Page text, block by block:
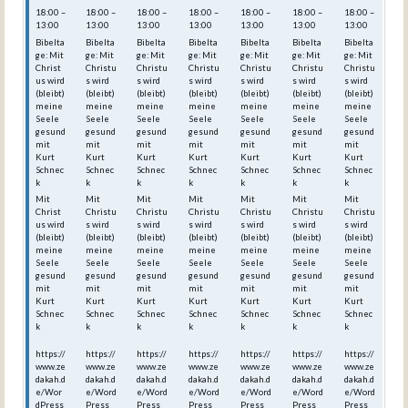
18:00 –
13:00
Bibelta
ge: Mit
Christ
us wird
(bleibt)
meine
Seele
gesund
mit
Kurt
Schnec
k
Mit
Christ
us wird
(bleibt)
meine
Seele
gesund
mit
Kurt
Schnec
k
https://
www.ze
dakah.d
e/Wor
dPress
18:00 –
13:00
Bibelta
ge: Mit
Christu
s wird
(bleibt)
meine
Seele
gesund
mit
Kurt
Schnec
k
Mit
Christu
s wird
(bleibt)
meine
Seele
gesund
mit
Kurt
Schnec
k
https://
www.ze
dakah.d
e/Word
Press_
18:00 –
13:00
Bibelta
ge: Mit
Christu
s wird
(bleibt)
meine
Seele
gesund
mit
Kurt
Schnec
k
Mit
Christu
s wird
(bleibt)
meine
Seele
gesund
mit
Kurt
Schnec
k
https://
www.ze
dakah.d
e/Word
Press_
18:00 –
13:00
Bibelta
ge: Mit
Christu
s wird
(bleibt)
meine
Seele
gesund
mit
Kurt
Schnec
k
Mit
Christu
s wird
(bleibt)
meine
Seele
gesund
mit
Kurt
Schnec
k
https://
www.ze
dakah.d
e/Word
Press_
18:00 –
13:00
Bibelta
ge: Mit
Christu
s wird
(bleibt)
meine
Seele
gesund
mit
Kurt
Schnec
k
Mit
Christu
s wird
(bleibt)
meine
Seele
gesund
mit
Kurt
Schnec
k
https://
www.ze
dakah.d
e/Word
Press_
18:00 –
13:00
Bibelta
ge: Mit
Christu
s wird
(bleibt)
meine
Seele
gesund
mit
Kurt
Schnec
k
Mit
Christu
s wird
(bleibt)
meine
Seele
gesund
mit
Kurt
Schnec
k
https://
www.ze
dakah.d
e/Word
Press_
18:00 –
13:00
Bibelta
ge: Mit
Christu
s wird
(bleibt)
meine
Seele
gesund
mit
Kurt
Schnec
k
Mit
Christu
s wird
(bleibt)
meine
Seele
gesund
mit
Kurt
Schnec
k
https://
www.ze
dakah.d
e/Word
Press_